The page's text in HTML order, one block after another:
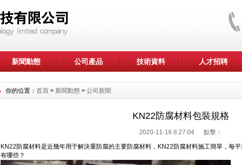
新聞動態 公司產品 技術資料 人才招聘
你的位置： 首頁 > 新聞動態 > 公司新聞
KN22防腐材料包裝規格
2020-11-16 8:27:04 點擊：
KN22防腐材料是近幾年用于解決重防腐的主要防腐材料，KN22防腐材料施工簡單，每
有哪些？